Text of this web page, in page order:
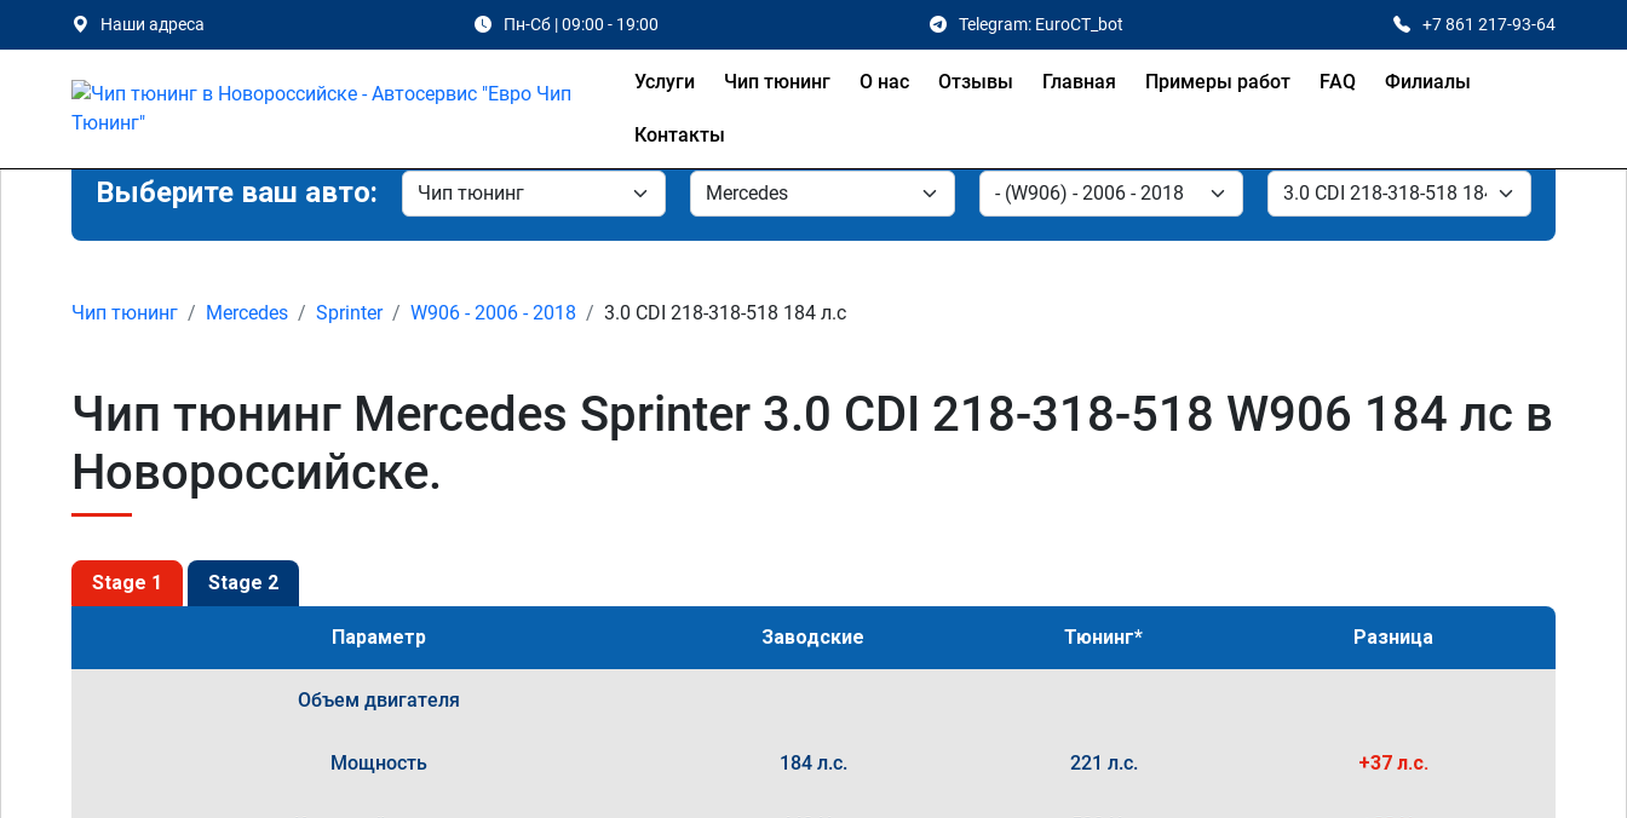
Наши адреса Пн-Сб | 09:00 - 19:00 Telegram: EuroCT_bot +7 861 217-93-64
Услуги Чип тюнинг О нас Отзывы Главная Примеры работ FAQ Филиалы
Контакты
Выберите ваш авто:
Чип тюнинг Mercedes Sprinter W906 - 2006 - 2018 3.0 CDI 218-318-518 184 л.с
Чип тюнинг Mercedes Sprinter 3.0 CDI 218-318-518 W906 184 лс в
Новороссийске.
Stage 1 Stage 2
Параметр Заводские Тюнинг* Разница
Объем двигателя
Мощность 184 л.с. 221 л.с. +37 л.с.